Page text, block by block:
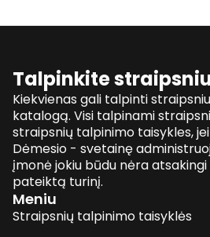
Talpinkite
Kiekvienas gali talpinti
katalogą. Visi talpinami
straipsnių talpinimo taisykles,
Dėmesio - svetainę
įmonė jokiu būdu nėra atsakingi
pateiktą turinį.
Meniu
Straipsnių talpinimo taisyklės